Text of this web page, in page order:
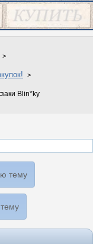
Blin*ky
тему